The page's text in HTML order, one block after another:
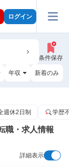
ログイン
条件保存
年収 新着のみ
週休2日制 学歴
職・求人情報
詳細表示